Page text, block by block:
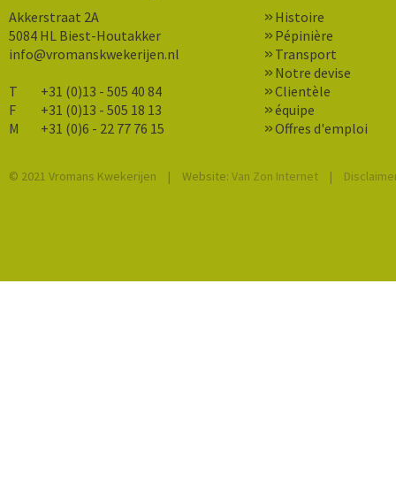
Akkerstraat 2A
5084 HL Biest-Houtakker
info@vromanskwekerijen.nl
T
+31 (0)13 - 505 40 84
F
+31 (0)13 - 505 18 13
M
+31 (0)6 - 22 77 76 15
Histoire
Pépinière
Transport
Notre devise
Clientèle
équipe
Offres d'emploi
© 2021 Vromans Kwekerijen | Website: Van Zon Internet |